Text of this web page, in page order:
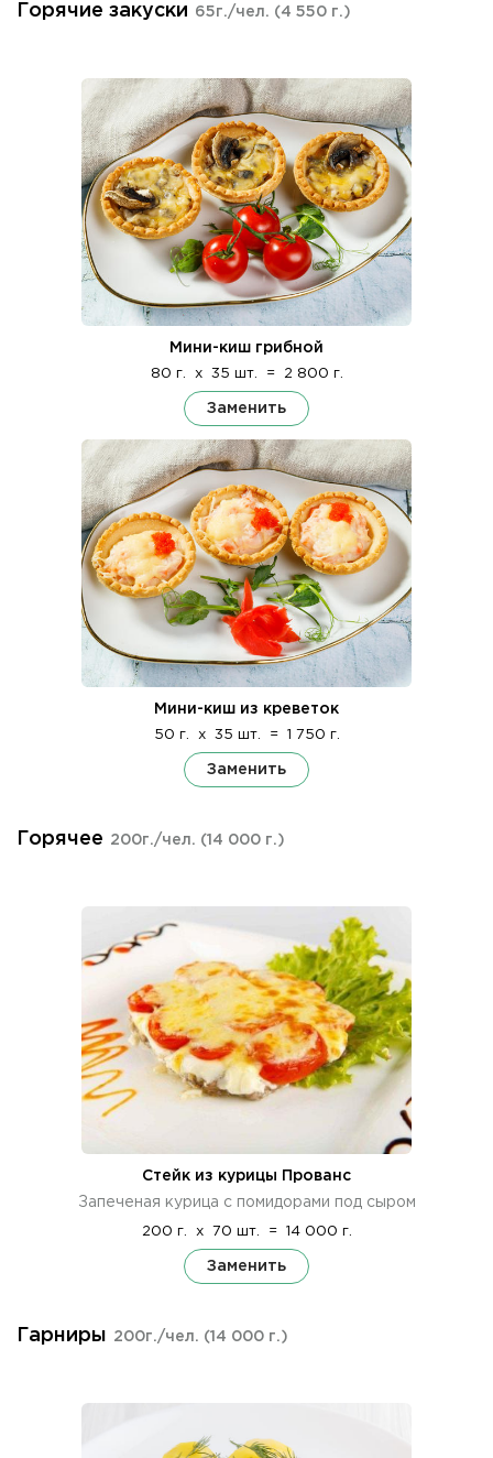
Горячие закуски 65г./чел. (4 550 г.)
Мини-киш грибной
80 г. x 35 шт. = 2 800 г.
Заменить
Мини-киш из креветок
50 г. x 35 шт. = 1 750 г.
Заменить
Горячее 200г./чел. (14 000 г.)
Стейк из курицы Прованс
Запеченая курица с помидорами под сыром
200 г. x 70 шт. = 14 000 г.
Заменить
Гарниры 200г./чел. (14 000 г.)